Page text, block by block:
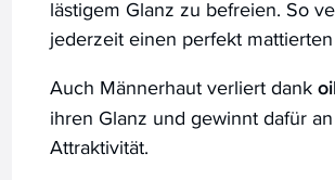
lästigem Glanz zu befreien. So
jederzeit einen perfekt
Auch Männerhaut verliert dank
ihren Glanz und gewinnt dafür
Attraktivität.